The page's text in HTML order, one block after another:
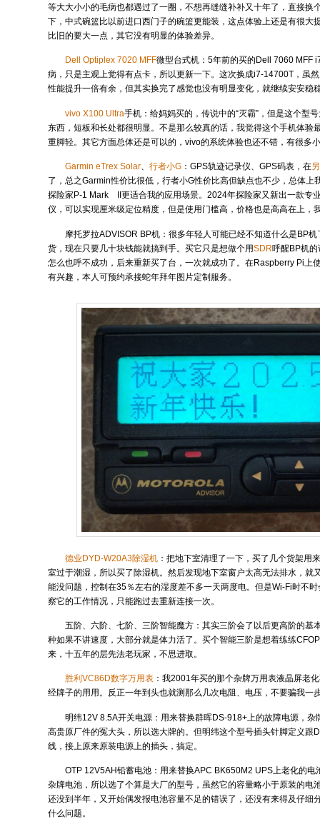
等大大小小的毛病也都遇过了一圈，不想再缝缝补补又十年了，直接换
下，中式碗篮比以前进口西门子的碗篮更能装，这点体验上还是有很大
比旧的要大一点，其它没有明显的体验差异。
Dell Optiplex 7020 MFF微型台式机：5年前的买的Dell 7060 MFF
病，只是主观上觉得有点卡，所以更新一下。这次换成i7-14700T，虽
性能提升一倍有余，但其实换完了感觉也没有明显变化，就继续安安稳
vivo X100 Ultra手机：给妈妈买的，传说中的“灭霸”，但是这个型
东西，短板和长处都很明显。不是那么较真的话，我觉得这个手机体验
重脚轻。其它方面总体还是可以的，vivo的系统体验也还不错，有很多
Garmin eTrex Solar、行者小G ：GPS轨迹记录仪、GPS码表，在
了，总之Garmin性价比很低，行者小G性价比高但缺点也不少，总体上
探险家P-1 Mark II更适合我的应用场景。2024年探险家又新出一款专
仪，可以实现厘米级定位精度，但是使用门槛高，价格也是高高在上，
摩托罗拉ADVISOR BP机：很多年轻人可能已经不知道什么是BP
货，现在只要几十块钱能就搞到手。买它只是想做个用SDR呼醒BP机
怎么也呼不成功，后来重新买了台，一次就成功了。在Raspberry Pi上
有兴趣，本人可预约承接蛇年拜年图片定制服务。
德业DYD-W20A3除湿机 ：把地下室清理了一下，买了几个货架用
室过于潮湿，所以买了除湿机。然后发现地下室窗户太高无法排水，就
能没问题，控制在35％左右的湿度差不多一天两度电。但是Wi-Fi时不
察它的工作情况，只能跑过去重新连接一次。
五阶、六阶、七阶、三阶智能魔方：其实三阶会了以后更高阶的基
种如果不讲速度，大部分就是体力活了。买个智能三阶是想着练练
来，十五年的层先法老玩家，不思进取。
胜利VC86D数字万用表 ：我2001年买的那个杂牌万用表液晶屏老
经牌子的用用。反正一年到头也就测那么几次电阻、电压，不要骗我一
明纬12V 8.5A开关电源：用来替换群晖DS-918+上的故障电源，杂
高贵原厂件的冤大头，所以选大牌的。但明纬这个型号插头针脚定义跟
线，接上原来原装电源上的插头，搞定。
OTP 12V5AH铅蓄电池：用来替换APC BK650M2 UPS上老化的电
杂牌电池，所以选了个算是大厂的型号，虽然它的容量略小于原装的电
还没到半年，又开始偶发报电池容量不足的错误了，还没有来得及仔细
什么问题。